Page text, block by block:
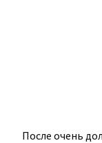
После очень